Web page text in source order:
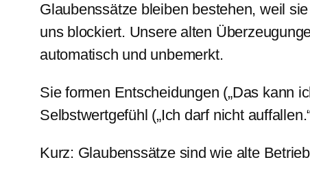
Glaubenssätze bleiben bestehen, weil
uns blockiert. Unsere alten
automatisch und unbemerkt.
Sie formen Entscheidungen („Das kann
Selbstwertgefühl („Ich darf nicht
Kurz: Glaubenssätze sind wie alte